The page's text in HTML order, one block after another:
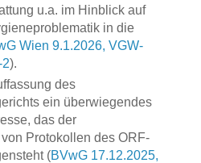
u.a. im Hinblick auf
in die
Wien 9.1.2026, VGW-
).
des
ein überwiegendes
das der
Protokollen des ORF-
(BVwG 17.12.2025,